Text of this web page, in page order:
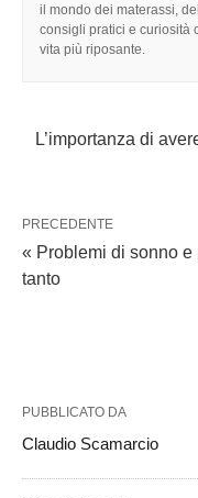
il mondo dei materassi,
consigli pratici e curiosità
vita più riposante.
L’importanza di
PRECEDENTE
« Problemi di sonno e
tanto
PUBBLICATO DA
Claudio Scamarcio